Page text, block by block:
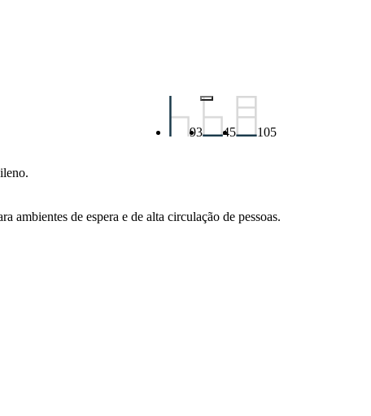
93 45 105
ambientes de espera e de alta circulação de pessoas.